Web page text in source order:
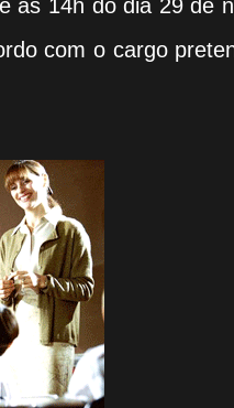
as 14h do dia 29 de
com o cargo